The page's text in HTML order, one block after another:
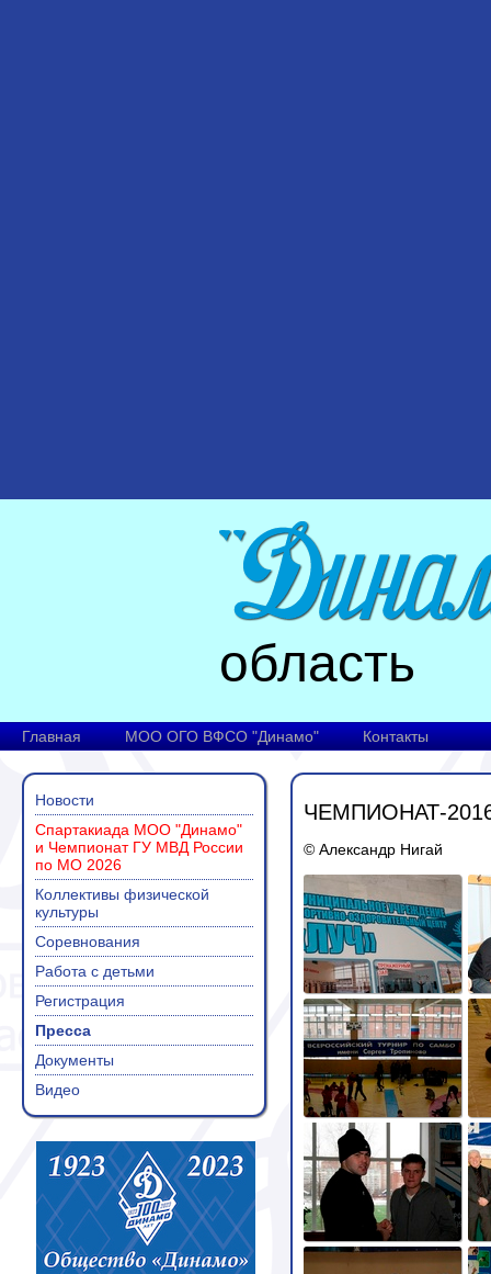
область
Главная МОО ОГО ВФСО "Динамо" Контакты
Новости
Спартакиада МОО "Динамо"
и Чемпионат ГУ МВД России
по МО 2026
Коллективы физической
культуры
Соревнования
Работа с детьми
Регистрация
Пресса
Документы
Видео
ЧЕМПИОНАТ-
© Александр Нигай